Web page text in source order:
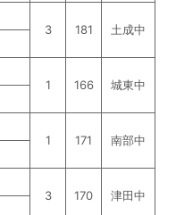
3
181
土成中
1
166
城東中
1
171
南部中
3
170
津田中